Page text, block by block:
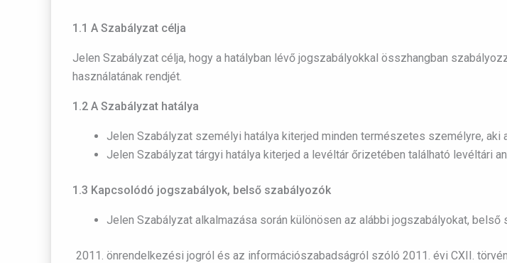
1.1 A Szabályzat célja
Jelen Szabályzat célja, hogy a hatályban lévő jogszabályokkal összhangban
használatának rendjét.
1.2 A Szabályzat hatálya
Jelen Szabályzat személyi hatálya kiterjed minden természetes személyre, aki
Jelen Szabályzat tárgyi hatálya kiterjed a levéltár őrizetében található levéltári
1.3 Kapcsolódó jogszabályok, belső szabályozók
Jelen Szabályzat alkalmazása során különösen az alábbi jogszabályokat,
önrendelkezési jogról és az információszabadságról szóló 2011. évi CXII.